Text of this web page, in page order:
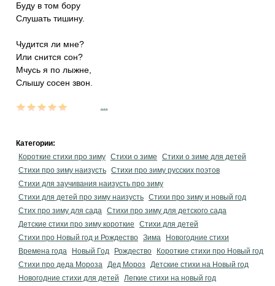
Буду в том бору
Слушать тишину.
Чудится ли мне?
Или снится сон?
Мчусь я по лыжне,
Слышу сосен звон.
Категории:
Короткие стихи про зиму Стихи о зиме
Стихи о зиме для детей
Стихи про зиму наизусть Стихи про зиму русских поэтов
Стихи для заучивания наизусть про зиму
Стихи для детей про зиму наизусть Стихи про зиму и новый год
Стих про зиму для сада Стихи про зиму для детского сада
Детские стихи про зиму короткие
Стихи для детей
Стихи про Новый год и Рождество Зима
Новогодние стихи
Времена года
Новый Год Рождество
Короткие стихи про Новый год
Стихи про деда Мороза Дед Мороз
Детские стихи на Новый год
Новогодние стихи для детей
Легкие стихи на новый год